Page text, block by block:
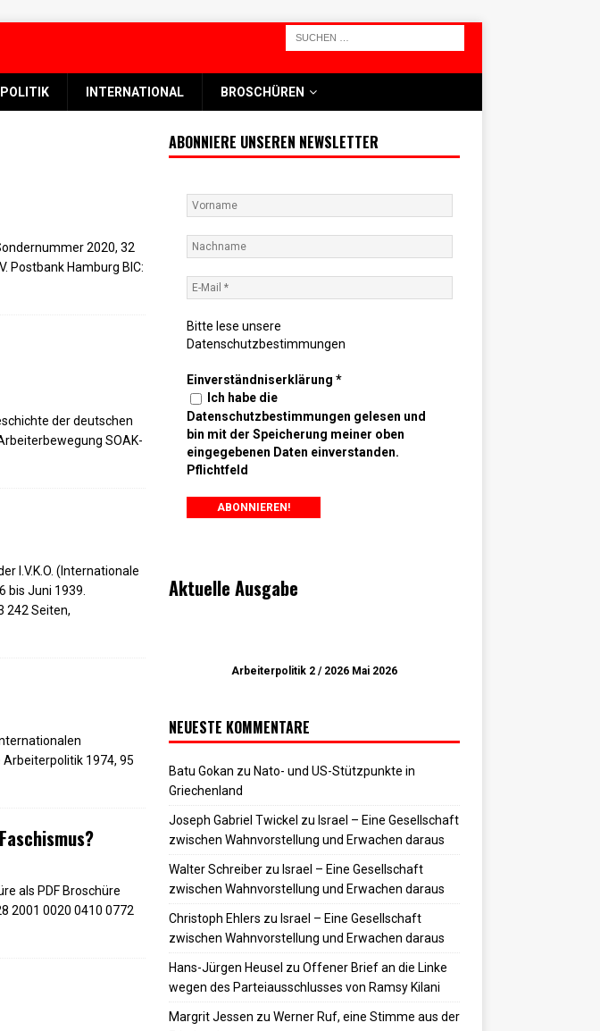
INTERNATIONAL BROSCHÜREN
2020, 32
Postbank Hamburg BIC:
der deutschen
SOAK-
I.V.K.O. (Internationale
bis Juni 1939.
242 Seiten,
Arbeiterpolitik 1974, 95
als PDF Broschüre
2001 0020 0410 0772
ABONNIERE UNSEREN NEWSLETTER
Bitte lese unsere
Datenschutzbestimmungen
Einverständniserklärung *
Ich habe die
Datenschutzbestimmungen gelesen und
bin mit der Speicherung meiner oben
eingegebenen Daten einverstanden.
Pflichtfeld
Aktuelle Ausgabe
Arbeiterpolitik 2 / 2026 Mai 2026
NEUESTE KOMMENTARE
Batu Gokan zu Nato- und US-Stützpunkte in
Griechenland
Joseph Gabriel Twickel zu Israel – Eine Gesellschaft
zwischen Wahnvorstellung und Erwachen daraus
Walter Schreiberzu Israel – Eine Gesellschaft
zwischen Wahnvorstellung und Erwachen daraus
Christoph Ehlers zu Israel – Eine Gesellschaft
zwischen Wahnvorstellung und Erwachen daraus
Hans-Jürgen Heusel zu Offener Brief an die Linke
wegen des Parteiausschlusses von Ramsy Kilani
Margrit Jessen zu Werner Ruf, eine Stimme aus der